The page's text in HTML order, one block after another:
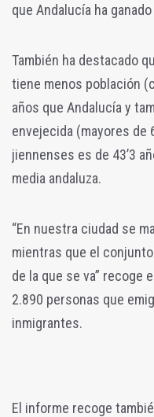
que Andalucía ha
También ha destacado
tiene menos población
años que Andalucía y
envejecida (mayores de
jiennenses es de 43’3
media andaluza.
“En nuestra ciudad se
mientras que el
de la que se va” recoge
2.890 personas que
inmigrantes.
El informe recoge